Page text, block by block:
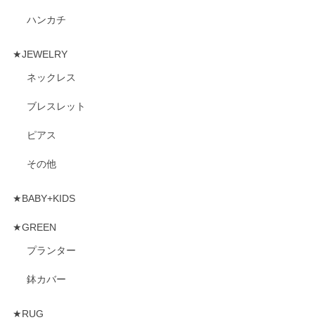
ハンカチ
★JEWELRY
ネックレス
ブレスレット
ピアス
その他
★BABY+KIDS
★GREEN
プランター
鉢カバー
★RUG